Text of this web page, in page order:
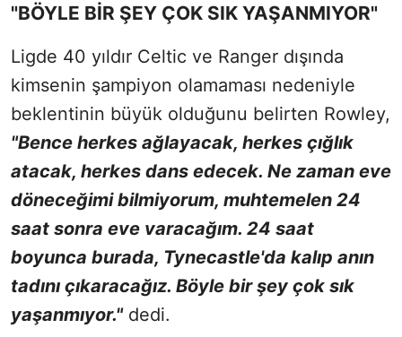
"BÖYLE BİR ŞEY ÇOK SIK YAŞANMIYOR"
Ligde 40 yıldır Celtic ve Ranger dışında
kimsenin şampiyon olamaması nedeniyle
beklentinin büyük olduğunu belirten Rowley,
"Bence herkes ağlayacak, herkes çığlık
atacak, herkes dans edecek. Ne zaman eve
döneceğimi bilmiyorum, muhtemelen 24
saat sonra eve varacağım. 24 saat
boyunca burada, Tynecastle'da kalıp anın
tadını çıkaracağız. Böyle bir şey çok sık
yaşanmıyor."dedi.